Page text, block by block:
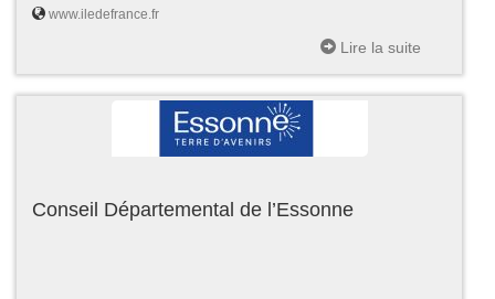
www.iledefrance.fr
Lire la suite
Conseil Départemental de l’Essonne